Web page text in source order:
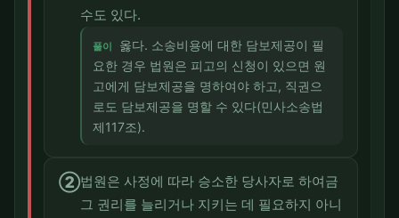
수도 있다.
풀이
옳다. 소송비용에 대한 담보제공이 필
요한 경우 법원은 피고의 신청이 있으면 원
고에게 담보제공을 명하여야 하고, 직권으
로도 담보제공을 명할 수 있다(민사소송법
제117조).
②법원은 사정에 따라 승소한 당사자로 하여금
그 권리를 늘리거나 지키는 데 필요하지 아니